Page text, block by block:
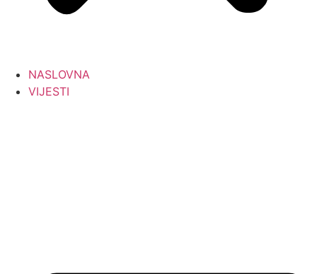
NASLOVNA
VIJESTI